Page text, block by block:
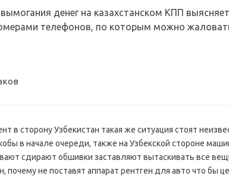
денег на казахстанском КПП
телефонов, по которым можно
в сторону Узбекистан такая же ситуация стоят
в начале очереди, также на Узбекской стороне
сдирают обшивки заставляют вытаскивать все
почему не поставят аппарат рентген для авто что бы